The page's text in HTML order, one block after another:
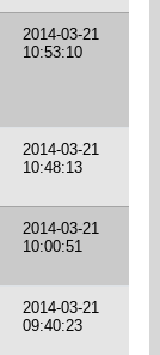
2014-03-21
10:53:10
2014-03-21
10:48:13
2014-03-21
10:00:51
2014-03-21
09:40:23